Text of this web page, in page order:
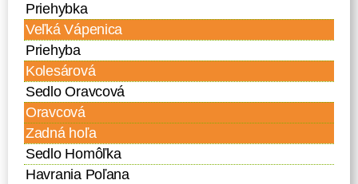
Priehybka
Veľká Vápenica
Priehyba
Kolesárová
Sedlo Oravcová
Oravcová
Zadná hoľa
Sedlo Homôľka
Havrania Poľana